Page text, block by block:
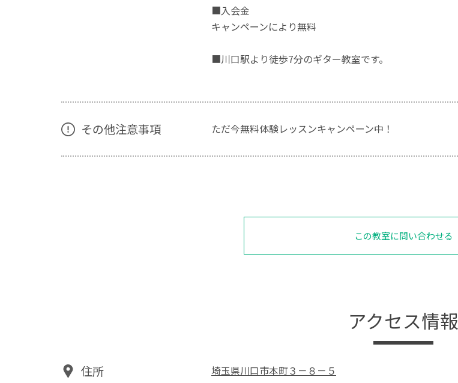
■入会金
キャンペーンにより無料
■川口駅より徒歩7分のギター教室です。
その他注意事項 ただ今無料体験レッスンキャンペーン中！
この教室に問い合わせる
アクセス情報
住所 埼玉県川口市本町３－８－５